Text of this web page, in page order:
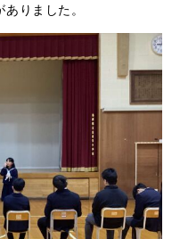
りました。